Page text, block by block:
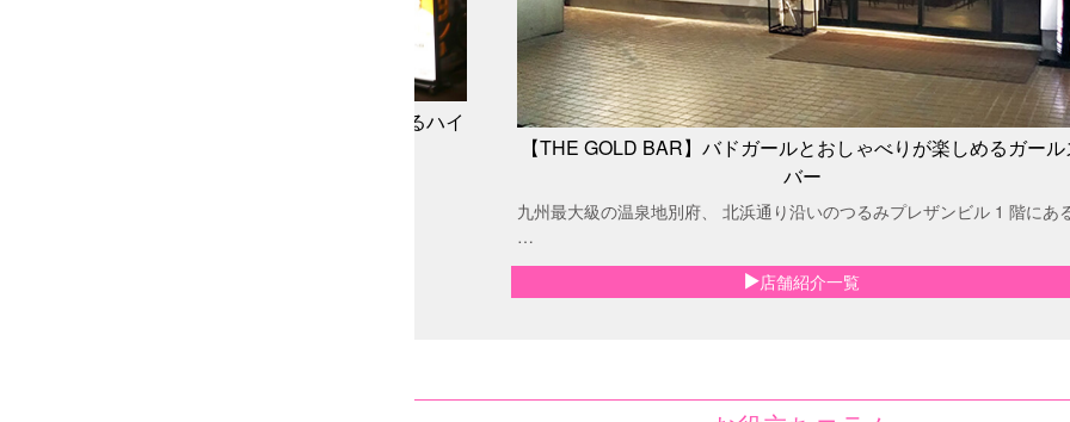
STAND】リーズナブルな価格でお酒が楽しめるハイ
【THE GOLD BAR】バドガールとおしゃべりが楽しめるガー
バー
九州最大級の温泉地別府、 北浜通り沿いのつるみプレザンビル 1 階にあ
…
店舗紹介一覧